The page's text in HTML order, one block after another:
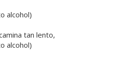
alcohol)
tan lento,
alcohol)